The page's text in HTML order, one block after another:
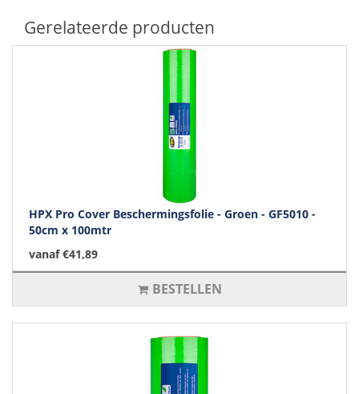
Gerelateerde producten
HPX Pro Cover Beschermingsfolie - Groen - GF5010 -
50cm x 100mtr
vanaf €41,89
BESTELLEN